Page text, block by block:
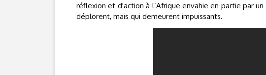
réflexion et d'action à l’Afrique envahie en partie par un
déplorent, mais qui demeurent impuissants.